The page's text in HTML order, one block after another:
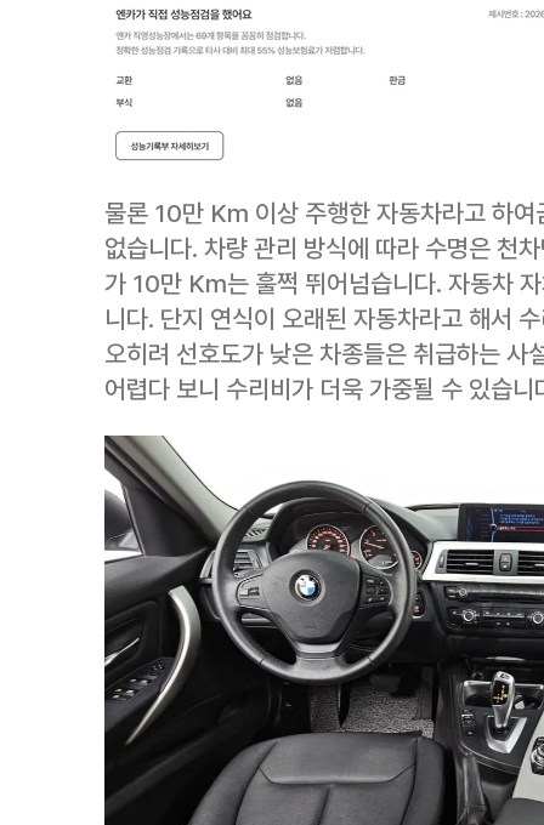
물론 10만 Km 이상 주행한 자동차라고 하
없습니다. 차량 관리 방식에 따라 수명은 천
가 10만 Km는 훌쩍 뛰어넘습니다. 자동차
니다. 단지 연식이 오래된 자동차라고 해서
오히려 선호도가 낮은 차종들은 취급하는 사
어렵다 보니 수리비가 더욱 가중될 수 있습니